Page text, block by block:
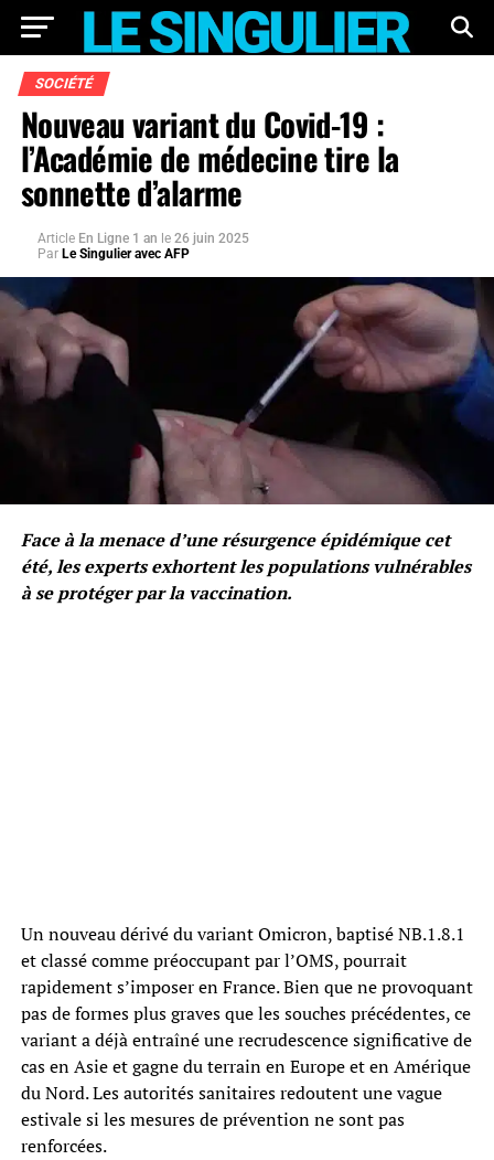
SOCIÉTÉ
Nouveau variant du Covid-19 :
l’Académie de médecine tire la
sonnette d’alarme
Article En Ligne 1 an le 26 juin 2025
Par Le Singulier avec AFP
Face à la menace d’une résurgence épidémique cet
été, les experts exhortent les populations vulnérables
à se protéger par la vaccination.
Un nouveau dérivé du variant Omicron, baptisé NB.1.8.1
et classé comme préoccupant par l’OMS, pourrait
rapidement s’imposer en France. Bien que ne provoquant
pas de formes plus graves que les souches précédentes, ce
variant a déjà entraîné une recrudescence significative de
cas en Asie et gagne du terrain en Europe et en Amérique
du Nord. Les autorités sanitaires redoutent une vague
estivale si les mesures de prévention ne sont pas
renforcées.